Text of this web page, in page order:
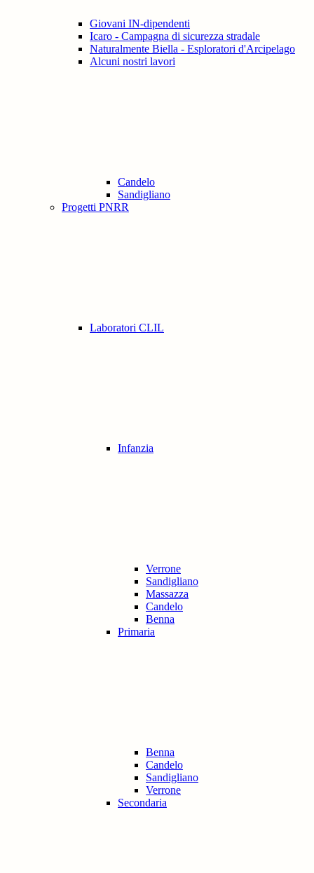
Giovani IN-dipendenti
Icaro - Campagna di sicurezza stradale
Naturalmente Biella - Esploratori d'Arcipelago
Alcuni nostri lavori
Candelo
Sandigliano
Progetti PNRR
Laboratori CLIL
Infanzia
Verrone
Sandigliano
Massazza
Candelo
Benna
Primaria
Benna
Candelo
Sandigliano
Verrone
Secondaria